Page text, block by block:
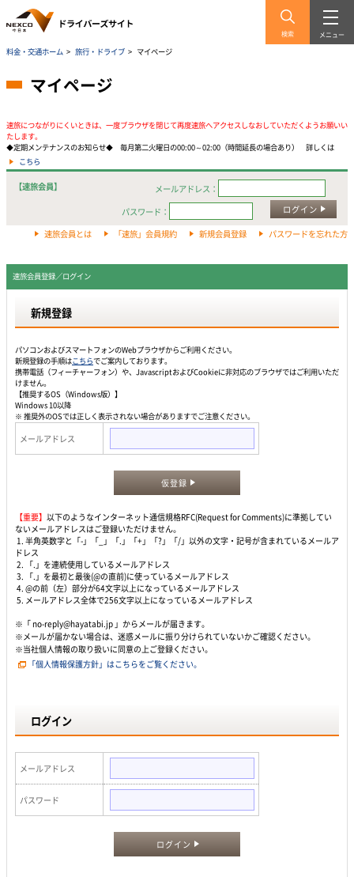
検索 メニュー
料金・交通ホーム > 旅行・ドライブ > マイページ
マイページ
速旅につながりにくいときは、一度ブラウザを閉じて再度速旅へアクセスしなおしていただくようお願いい
たします。
◆定期メンテナンスのお知らせ◆ 毎月第二火曜日の00:00～02:00（時間延長の場合あり） 詳しくは
こちら
【速旅会員】
メールアドレス：
パスワード：
ログイン
速旅会員とは 「速旅」会員規約 新規会員登録 パスワードを忘れた方
速旅会員登録／ログイン
新規登録
パソコンおよびスマートフォンのWebプラウザからご利用ください。
新規登録の手順はこちらでご案内しております。
携帯電話（フィーチャーフォン）や、JavascriptおよびCookieに非対応のブラウザではご利用いただ
けません。
【推奨するOS（Windows版）】
Windows 10以降
※ 推奨外のOSでは正しく表示されない場合がありますでご注意ください。
メールアドレス
仮登録
【重要】 以下のようなインターネット通信規格RFC(Request for Comments)に準拠してい
ないメールアドレスはご登録いただけません。
1. 半角英数字と「-」「_」「.」「+」「?」「/」以外の文字・記号が含まれているメールア
ドレス
2. 「.」を連続使用しているメールアドレス
3. 「.」を最初と最後(@の直前)に使っているメールアドレス
4. @の前（左）部分が64文字以上になっているメールアドレス
5. メールアドレス全体で256文字以上になっているメールアドレス
※「 no-reply@hayatabi.jp 」からメールが届きます。
※メールが届かない場合は、迷惑メールに振り分けられていないかご確認ください。
※当社個人情報の取り扱いに同意の上ご登録ください。
「個人情報保護方針」はこちらをご覧ください。
ログイン
メールアドレス
パスワード
ログイン